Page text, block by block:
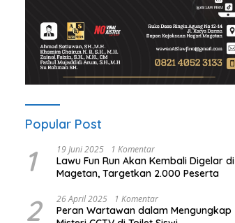
Popular Post
1 19 Juni 2025 1 Komentar
Lawu Fun Run Akan Kembali Digelar di
Magetan, Targetkan 2.000 Peserta
2 26 April 2025 1 Komentar
Peran Wartawan dalam Mengungkap